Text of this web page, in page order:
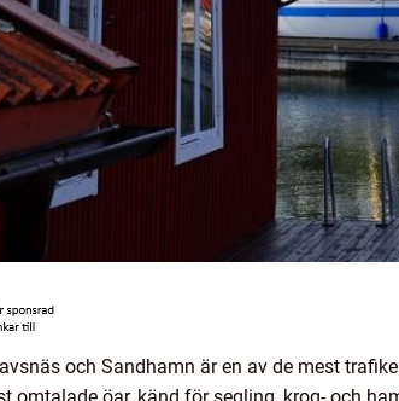
och Sandhamn är en av de mest